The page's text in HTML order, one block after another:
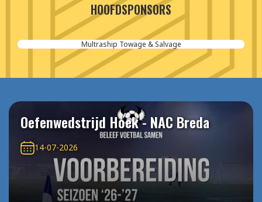
HOOFDSPONSORS
Multraship Towage & Salvage
Oefenwedstrijd Hoek - NAC Breda
14-07-2026